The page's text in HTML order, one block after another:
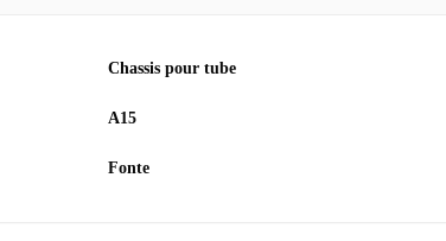
Chassis pour tube
A15
Fonte